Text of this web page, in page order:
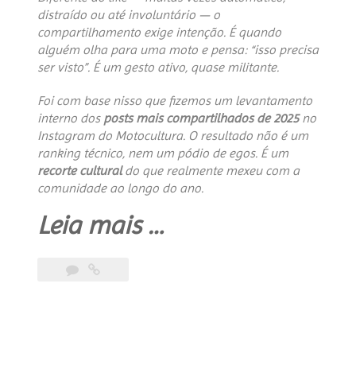
distraído ou até involuntário — o
compartilhamento exige intenção. É quando
alguém olha para uma moto e pensa: “isso precisa
ser visto”. É um gesto ativo, quase militante.
Foi com base nisso que fizemos um levantamento
interno dos posts mais compartilhados de 2025no
Instagram do Motocultura. O resultado não é um
ranking técnico, nem um pódio de egos. É um
recorte culturaldo que realmente mexeu com a
comunidade ao longo do ano.
Leia mais“Custom
…